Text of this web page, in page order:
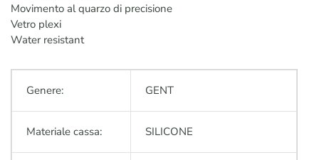
Movimento al quarzo di precisione
Vetro plexi
Water resistant
Genere: GENT
Materiale cassa: SILICONE